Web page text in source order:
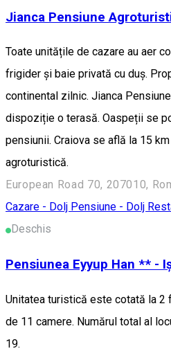
Jianca Pensiune
Toate unitățile de cazare au aer
frigider și baie privată cu duș.
continental zilnic. Jianca
dispoziție o terasă. Oaspeții se
pensiunii. Craiova se află la 15
agroturistică.
European Road 70, 207010,
Cazare - Dolj Pensiune - Dolj
Deschis
Pensiunea Eyyup Han ** -
Unitatea turistică este cotată la 2
de 11 camere. Numărul total al
19.